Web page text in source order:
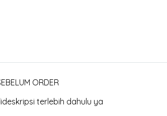
ORDER
terlebih dahulu ya